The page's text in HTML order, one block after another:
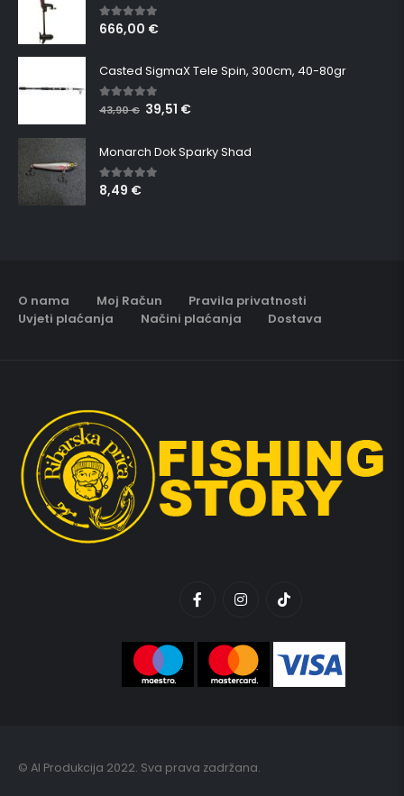
5.00 out of 5
666,00 €
Casted SigmaX Tele Spin, 300cm, 40-80gr
5.00out of 5
43,90€ 39,51 €
Monarch Dok Sparky Shad
5.00 out of 5
8,49 €
O nama Moj Račun
Pravila privatnosti
Uvjeti plaćanja
Načini plaćanja Dostava
© AI Produkcija 2022. Sva prava zadržana.